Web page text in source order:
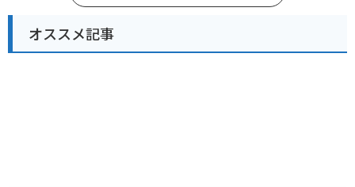
オススメ記事